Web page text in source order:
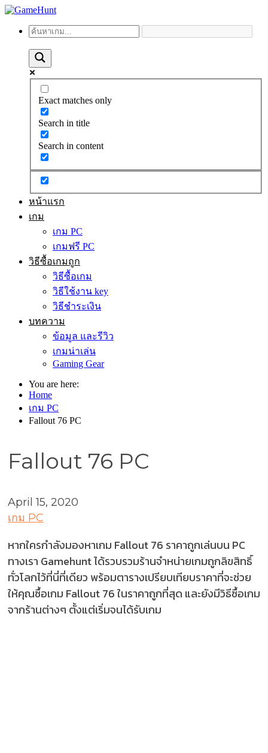
Exact matches only
Search in title
Search in content
หน้าแรก
เกม
เกม PC
เกมฟรี PC
วิธีซื้อเกมถูก
วิธีซื้อเกม
วิธีใช้งาน key
วิธีชำระเงิน
บทความ
ข้อมูล และรีวิว
เกมน่าเล่น
Gaming Gear
You are here:
Home
เกม PC
Fallout 76 PC
Fallout 76 PC
April 15, 2020
เกม PC
หากใครกำลังมองหาเกม Fallout 76 ราคาถูกเล่นบน PC
ทางเรา Gamehunt ได้รวบรวมร้านจำหน่ายเกมถูกลิขสิทธิ์
ทั่วโลกไว้ที่นี่ที่เดียว พร้อมตารางเปรียบเทียบราคาที่จะช่วย
ให้คุณซื้อเกม Fallout 76 ในราคาถูกที่สุด และยังมีวิธีซื้อเกม
จากร้านต่างๆ ตั้งแต่เริ่มจนได้รับเกม